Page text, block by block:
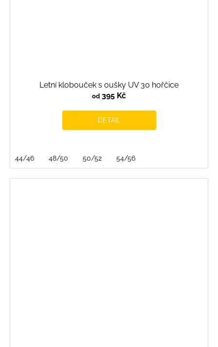
Letní klobouček s oušky UV 30 hořčice
od 395 Kč
DETAIL
44/46 48/50 50/52 54/56